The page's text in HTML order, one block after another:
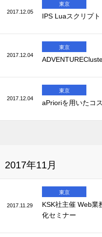
2017.12.05
東京
IPS Luaスクリプ
2017.12.04
東京
2017.12.04
東京
aPrioriを用いたコ
2017年11月
2017.11.29
東京
KSK社主催 Web業
化セミナー